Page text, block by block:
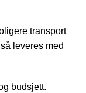
transport
leveres med
budsjett.